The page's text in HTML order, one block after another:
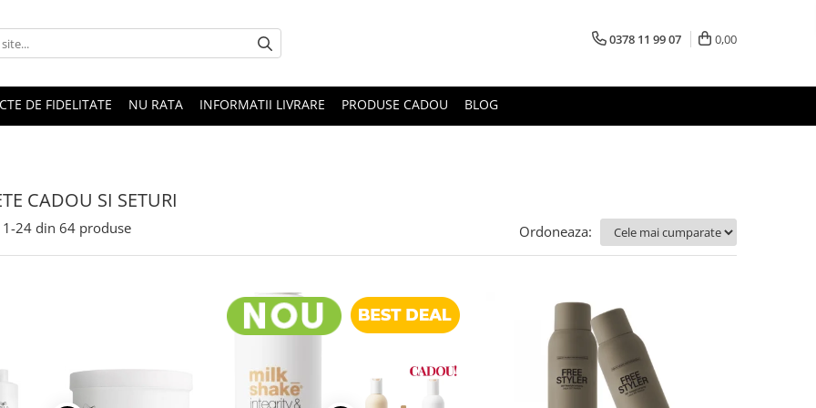
0378 11 99 07 0,00
DE FIDELITATE NU RATA INFORMATII LIVRARE PRODUSE CADOU BLOG
CADOU SI SETURI
1-24 din 64 produse Ordoneaza: